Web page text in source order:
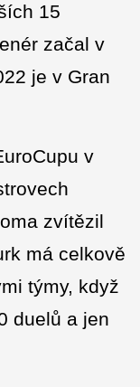
15
začal v
je v Gran
v
zvítězil
má celkově
týmy, když
duelů a jen